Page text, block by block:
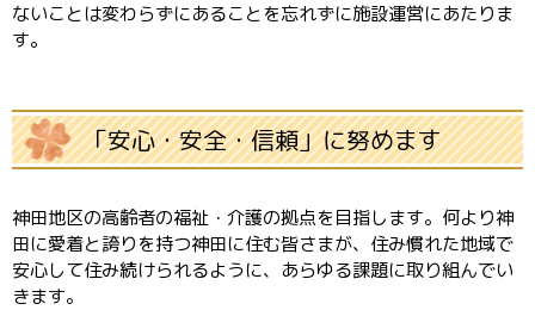
ないことは変わらずにあることを忘れずに施設運営にあたりま
す。
「安心・安全・信頼」に努めます
神田地区の高齢者の福祉・介護の拠点を目指します。何より神
田に愛着と誇りを持つ神田に住む皆さまが、住み慣れた地域で
安心して住み続けられるように、あらゆる課題に取り組んでい
きます。